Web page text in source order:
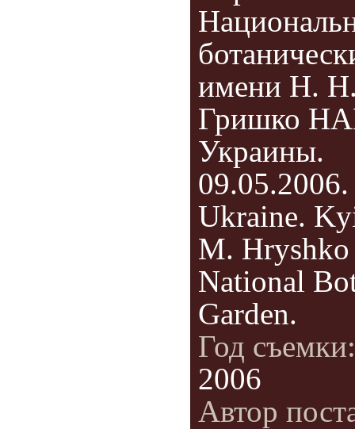
имени Н.
Гришко
Украины.
09.05.2006.
Ukraine.
M. Hryshko
National
Garden.
Год
2006
Автор